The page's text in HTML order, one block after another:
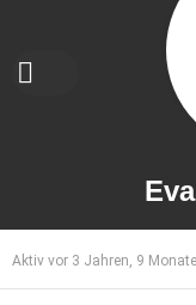
Aktiv vor 3 Jahren, 9